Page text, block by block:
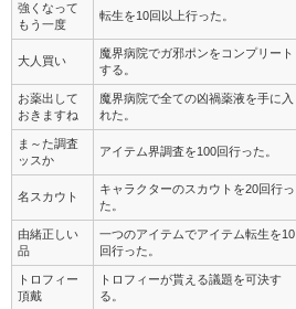
強くなって
もう一度
転生を10回以上行った。
大人買い
魔界病院でガ邪ポンをコンプリート
する。
お薬出して
おきますね
魔界病院で全ての凶禍薬液を手に入
れた。
ま～た調査
ッスか
アイテム界調査を100回行った。
名スカウト
キャラクターのスカウトを20回行っ
た。
由緒正しい
品
一つのアイテムでアイテム転生を10
回行った。
トロフィー
頂戴
トロフィーが貰える議題を可決す
る。